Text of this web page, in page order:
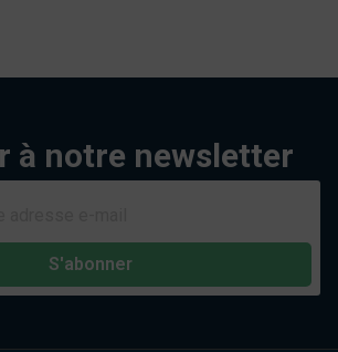
à notre newsletter
S'abonner